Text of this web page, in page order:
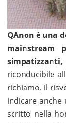
QAnon è una
mainstream
simpatizzanti,
riconducibile
richiamo, il
indicare anche
scritto nella